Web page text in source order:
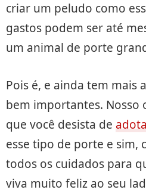
criar um peludo como
gastos podem ser até
um animal de porte
Pois é, e ainda tem mais
bem importantes. Nosso
que você desista de
esse tipo de porte e sim,
todos os cuidados para
viva muito feliz ao seu